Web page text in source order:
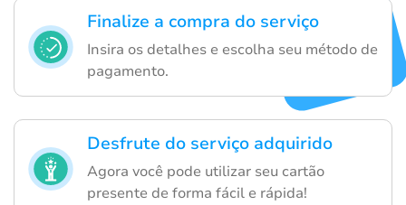
Finalize a compra do serviço
Insira os detalhes e escolha seu método de
pagamento.
Desfrute do serviço adquirido
Agora você pode utilizar seu cartão
presente de forma fácil e rápida!